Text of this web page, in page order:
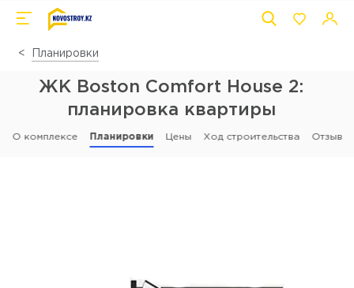
Планировки
ЖК Boston Comfort House 2:
планировка квартиры
О комплексе Планировки Цены Ход строительства Отзывы